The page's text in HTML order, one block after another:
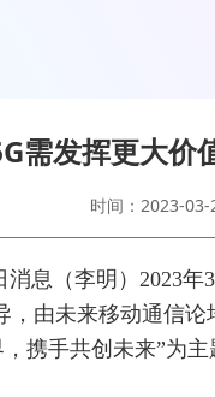
需发挥更大价
时间：2023-03-
消息（李明）2023年
，由未来移动通信论
，携手共创未来”为